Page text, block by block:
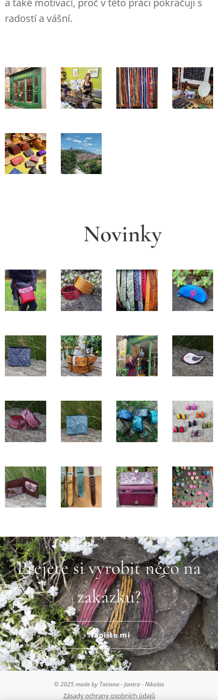
a také motivací, proč v této práci pokračuji s
radostí a vášní.
Novinky
Přejete si vyrobit něco na
zakázku?
Napište mi
© 2025 made by Tatiana - Jantra - Nikolas
Zásady ochrany osobních údajů